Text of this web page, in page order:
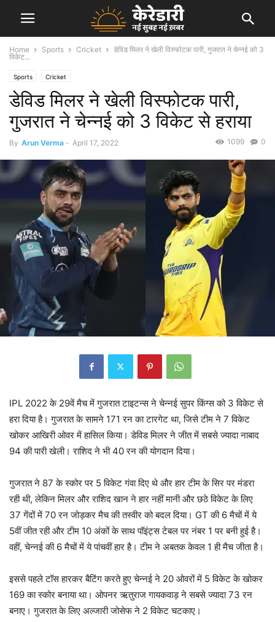
Home Sports Cricket
डेविड मिलर ने खेली विस्फोटक पारी, गुजरात ने चेन्नई को 3
विकेट...
Sports Cricket
डेविड मिलर ने खेली विस्फोटक पारी,
गुजरात ने चेन्नई को 3 विकेट से हराया
By Arun Verma - April 17, 2022 0
1099
IPL 2022 के 29वें मैच में गुजरात टाइटन्स ने चेन्नई सुपर किंग्स को 3 विकेट से
हरा दिया है। गुजरात के सामने 171 रन का टारगेट था, जिसे टीम ने 7 विकेट
खोकर आखिरी ओवर में हासिल किया। डेविड मिलर ने जीत में सबसे ज्यादा नाबाद
94 की पारी खेली। राशिद ने भी 40 रन की योगदान दिया।
गुजरात ने 87 के स्कोर पर 5 विकेट गंवा दिए थे और हार टीम के सिर पर मंडरा
रही थी, लेकिन मिलर और राशिद खान ने हार नहीं मानी और छठे विकेट के लिए
37 गेंदों में 70 रन जोड़कर मैच की तस्वीर को बदल दिया। GT की 6 मैचों में ये
5वीं जीत रही और टीम 10 अंकों के साथ पॉइंट्स टेबल पर नंबर 1 पर बनी हुई है।
वहीं, चेन्नई की 6 मैचों में ये पांचवीं हार है। टीम ने अबतक केवल 1 ही मैच जीता है।
इससे पहले टॉस हारकर बैटिंग करते हुए चेन्नई ने 20 ओवरों में 5 विकेट के खोकर
169 का स्कोर बनाया था। ओपनर ऋतुराज गायकवाड़ ने सबसे ज्यादा 73 रन
बनाए। गुजरात के लिए अल्जारी जोसेफ ने 2 विकेट चटकाए।